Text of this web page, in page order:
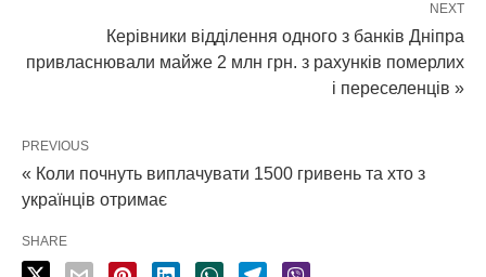
NEXT
Керівники відділення одного з банків Дніпра
привласнювали майже 2 млн грн. з рахунків померлих
і переселенців »
PREVIOUS
« Коли почнуть виплачувати 1500 гривень та хто з
українців отримає
SHARE